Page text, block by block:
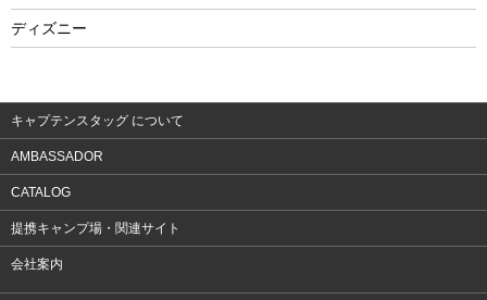
ウェア
ディズニー
キャプテンスタッグ について
AMBASSADOR
CATALOG
提携キャンプ場・関連サイト
会社案内